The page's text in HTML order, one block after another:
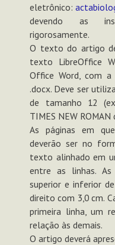
eletrônico:
devendo as
rigorosamente.
O texto do artigo
texto LibreOffice
Office Word, com
.docx. Deve ser
de tamanho 12
TIMES NEW
As páginas em
deverão ser no
texto alinhado em
entre as linhas.
superior e inferior
direito com 3,0 cm.
primeira linha, um
relação às demais.
O artigo deverá